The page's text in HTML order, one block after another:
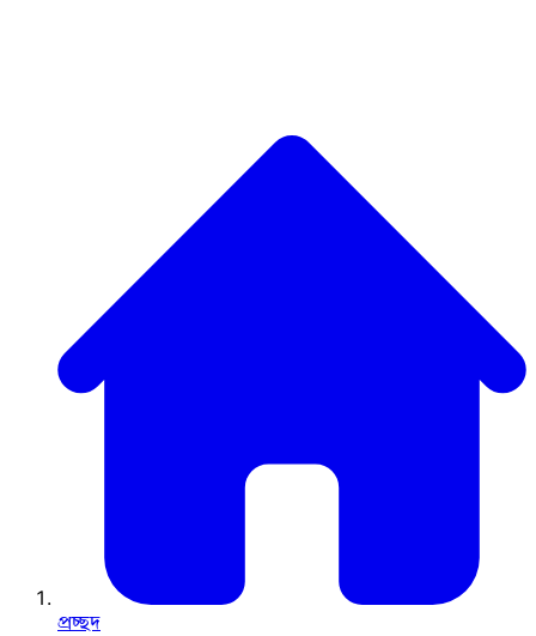
প্রচ্ছদ